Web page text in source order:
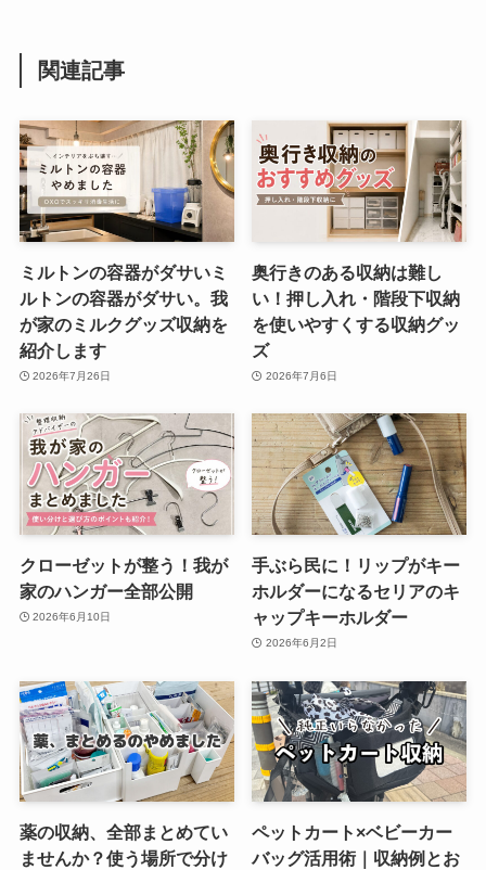
関連記事
ミルトンの容器がダサいミ
ルトンの容器がダサい。我
が家のミルクグッズ収納を
紹介します
2026年7月26日
奥行きのある収納は難し
い！押し入れ・階段下収納
を使いやすくする収納グッ
ズ
2026年7月6日
クローゼットが整う！我が
家のハンガー全部公開
2026年6月10日
手ぶら民に！リップがキー
ホルダーになるセリアのキ
ャップキーホルダー
2026年6月2日
薬の収納、全部まとめてい
ませんか？使う場所で分け
ペットカート×ベビーカー
バッグ活用術｜収納例とお